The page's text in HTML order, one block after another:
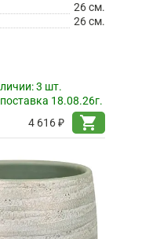
26 см.
26 см.
3 шт.
18.08.26г.
4 616 ₽
shopping_cart